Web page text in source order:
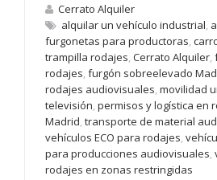
Cerrato Alquiler
alquilar un vehículo industrial,
furgonetas para productoras,
trampilla rodajes, Cerrato Alquiler,
rodajes, furgón sobreelevado
rodajes audiovisuales, movilidad
televisión, permisos y logística en
Madrid, transporte de material
vehículos ECO para rodajes,
para producciones audiovisuales,
rodajes en zonas restringidas